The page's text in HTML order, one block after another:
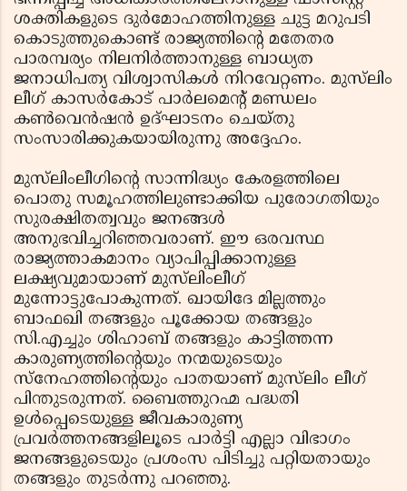
ശക്തികളുടെ ദുര്‍മോഹത്തിനുള്ള ചുട്ട മറുപടി
കൊടുത്തുകൊണ്ട് രാജ്യത്തിന്റെ മതേതര
പാരമ്പര്യം നിലനിര്‍ത്താനുള്ള ബാധ്യത
ജനാധിപത്യ വിശ്വാസികള്‍ നിറവേറ്റണം. മുസ്‌ലിം
ലീഗ് കാസര്‍കോട് പാര്‍ലമെന്റ് മണ്ഡലം
കണ്‍വെന്‍ഷന്‍ ഉദ്ഘാടനം ചെയ്തു
സംസാരിക്കുകയായിരുന്നു അദ്ദേഹം.
മുസ്‌ലിംലീഗിന്റെ സാന്നിദ്ധ്യം കേരളത്തിലെ
പൊതു സമൂഹത്തിലുണ്ടാക്കിയ പുരോഗതിയും
സുരക്ഷിതത്വവും ജനങ്ങള്‍
അനുഭവിച്ചറിഞ്ഞവരാണ്. ഈ ഒരവസ്ഥ
രാജ്യത്താകമാനം വ്യാപിപ്പിക്കാനുള്ള
ലക്ഷ്യവുമായാണ് മുസ്‌ലിംലീഗ്
മുന്നോട്ടുപോകുന്നത്. ഖായിദേ മില്ലത്തും
ബാഫഖി തങ്ങളും പൂക്കോയ തങ്ങളും
സി.എച്ചും ശിഹാബ് തങ്ങളും കാട്ടിത്തന്ന
കാരുണ്യത്തിന്റെയും നന്മയുടെയും
സ്‌നേഹത്തിന്റെയും പാതയാണ് മുസ്‌ലിം ലീഗ്
പിന്തുടരുന്നത്. ബൈത്തുറഹ്മ പദ്ധതി
ഉള്‍പ്പെടെയുള്ള ജീവകാരുണ്യ
പ്രവര്‍ത്തനങ്ങളിലൂടെ പാര്‍ട്ടി എല്ലാ വിഭാഗം
ജനങ്ങളുടെയും പ്രശംസ പിടിച്ചു പറ്റിയതായും
തങ്ങളും തുടര്‍ന്നു പറഞ്ഞു.